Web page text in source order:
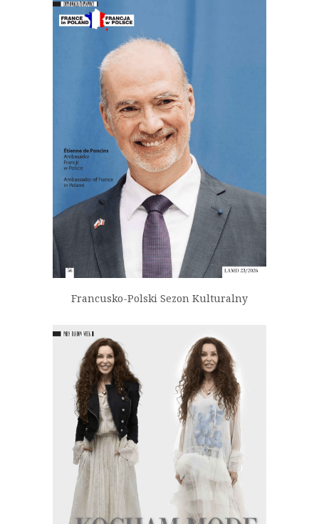
Francusko-Polski Sezon Kulturalny